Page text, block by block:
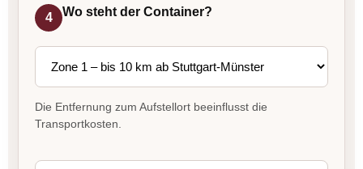
4 Wo steht der Container?
Die Entfernung zum Aufstellort beeinflusst die
Transportkosten.